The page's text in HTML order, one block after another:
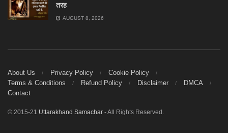
तरह
AUGUST 8, 2026
About Us Privacy Policy
Cookie Policy
Terms & Conditions
Refund Policy Disclaimer
DMCA
Contact
© 2015-21 Uttarakhand Samachar - All Rights Reserved.